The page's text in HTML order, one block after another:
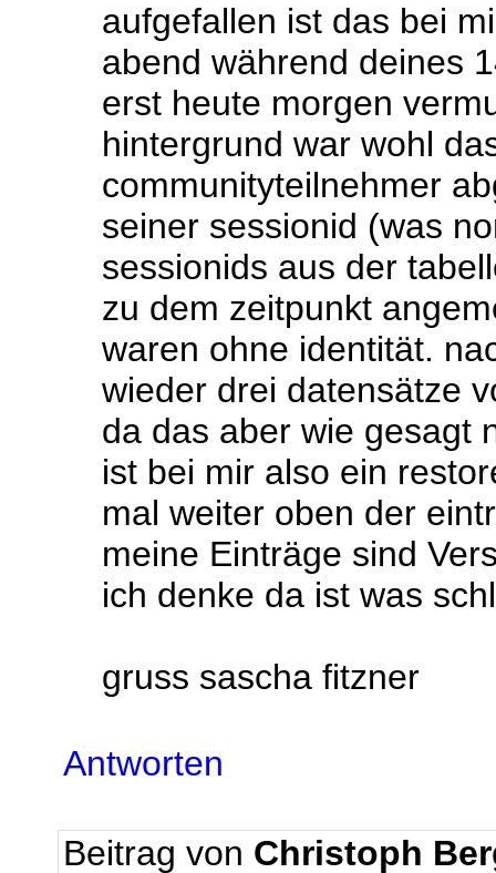
aufgefallen ist das bei
abend während deines
erst heute morgen
hintergrund war wohl
communityteilnehmer
seiner sessionid (was
sessionids aus der
zu dem zeitpunkt
waren ohne identität.
wieder drei datensätze
da das aber wie gesagt
ist bei mir also ein
mal weiter oben der
meine Einträge sind
ich denke da ist was
gruss sascha fitzner
Antworten
Beitrag von Christoph